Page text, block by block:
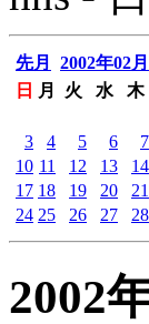
先月 2002年02月
日
月 火 水 木
3
4 5 6 7
10 11 12 13 14
17 18 19 20 21
24 25 26 27 28
2002